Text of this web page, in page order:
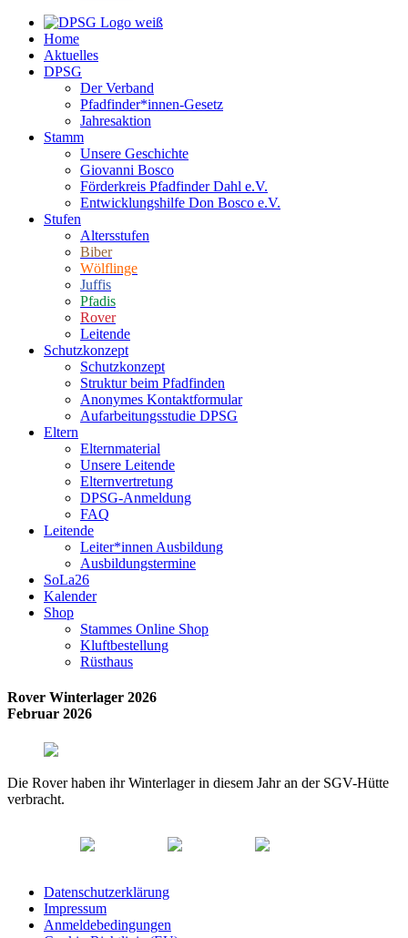
Home
Aktuelles
DPSG
Der Verband
Pfadfinder*innen-Gesetz
Jahresaktion
Stamm
Unsere Geschichte
Giovanni Bosco
Förderkreis Pfadfinder Dahl e.V.
Entwicklungshilfe Don Bosco e.V.
Stufen
Altersstufen
Biber
Wölflinge
Juffis
Pfadis
Rover
Leitende
Schutzkonzept
Schutzkonzept
Struktur beim Pfadfinden
Anonymes Kontaktformular
Aufarbeitungsstudie DPSG
Eltern
Elternmaterial
Unsere Leitende
Elternvertretung
DPSG-Anmeldung
FAQ
Leitende
Leiter*innen Ausbildung
Ausbildungstermine
SoLa26
Kalender
Shop
Stammes Online Shop
Kluftbestellung
Rüsthaus
Rover Winterlager 2026
Februar 2026
Die Rover haben ihr Winterlager in diesem Jahr an der SGV-Hütte
verbracht.
Datenschutzerklärung
Impressum
Anmeldebedingungen